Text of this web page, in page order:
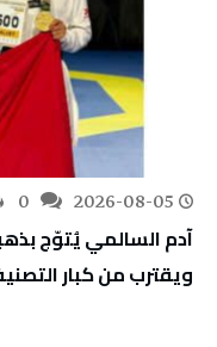
2026-08-05
آدم السالمي يُتوّج
ويقترب من كبار